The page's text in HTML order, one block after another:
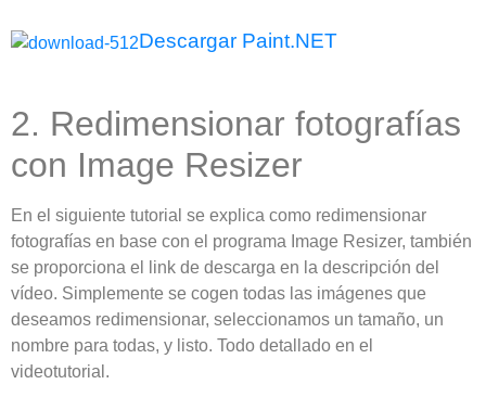
Descargar Paint.NET
2. Redimensionar fotografías
con Image Resizer
En el siguiente tutorial se explica como redimensionar
fotografías en base con el programa Image Resizer, también
se proporciona el link de descarga en la descripción del
vídeo. Simplemente se cogen todas las imágenes que
deseamos redimensionar, seleccionamos un tamaño, un
nombre para todas, y listo. Todo detallado en el
videotutorial.